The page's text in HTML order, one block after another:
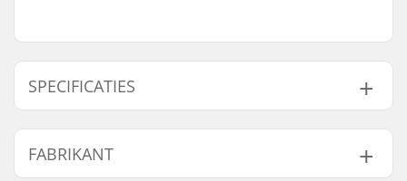
SPECIFICATIES
Gyro compatibel:
Nee
Gewicht:
FABRIKANT